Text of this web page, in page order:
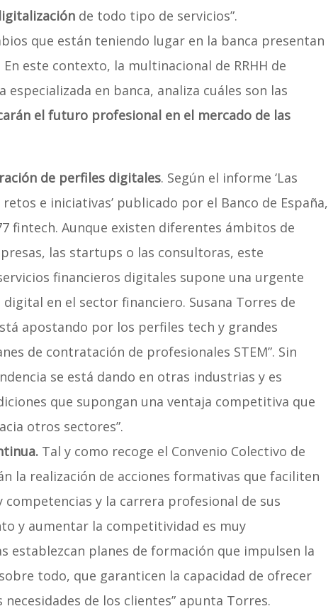
de todo tipo de servicios”.
que están teniendo lugar en la banca presentan
este contexto, la multinacional de RRHH de
especializada en banca, analiza cuáles son las
el futuro profesional en el mercado de las
de perfiles digitales. Según el informe ‘Las
e iniciativas’ publicado por el Banco de España,
fintech. Aunque existen diferentes ámbitos de
las startups o las consultoras, este
financieros digitales supone una urgente
en el sector financiero. Susana Torres de
apostando por los perfiles tech y grandes
de contratación de profesionales STEM”. Sin
se está dando en otras industrias y es
que supongan una ventaja competitiva que
otros sectores”.
Tal y como recoge el Convenio Colectivo de
la realización de acciones formativas que faciliten
y la carrera profesional de sus
y aumentar la competitividad es muy
establezcan planes de formación que impulsen la
todo, que garanticen la capacidad de ofrecer
de los clientes” apunta Torres.